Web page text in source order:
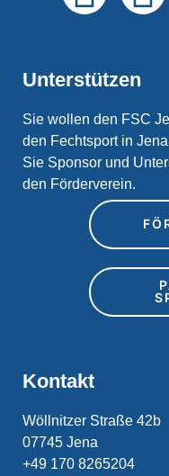
Unterstützen
Sie wollen den FSC
den Fechtsport in
Sie Sponsor und
den Förderverein.
Kontakt
Wöllnitzer Straße 42b
07745 Jena
+49 170 8265204